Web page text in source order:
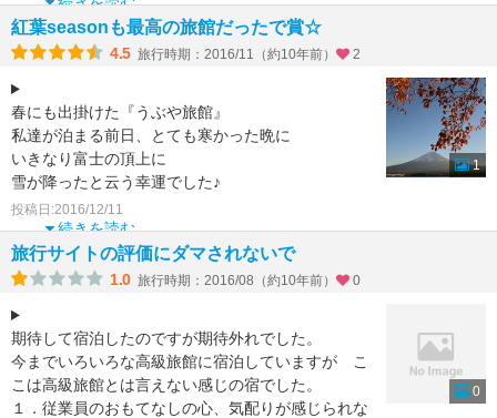
ラウン
紅葉seasonも最高の旅館だったで賞☆
4.5 旅行時期：2016/11（約10年前） 2
春にも出掛けた『うぶや旅館』
私達が泊まる前日、とても寒かった晩に
いきなり富士の頂上に
雪が降ったと云う幸運でした♪
美しい雪を抱いた富士と河口湖の湖上に
せり出したような迫力満点の景観が
続きを読む
投稿日:2016/12/11
1
旅行サイトの評価にダマされないで
1.0 旅行時期：2016/08（約10年前） 0
期待して宿泊したのですが期待外れでした。
今までいろいろな高級旅館に宿泊していますが こ
こは高級旅館とは言えない感じの宿でした。
１．従業員のおもてなしの心、気配りが感じられな
0